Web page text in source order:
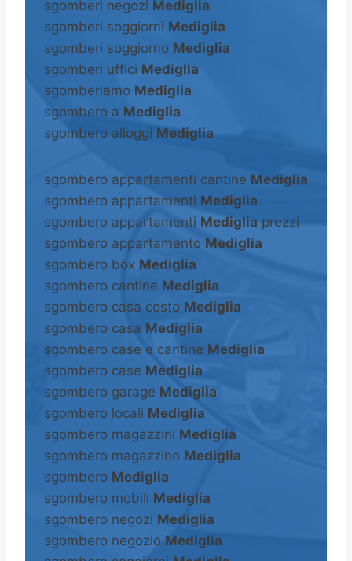
sgomberi negozi Mediglia
sgomberi soggiorni Mediglia
sgomberi soggiorno Mediglia
sgomberi uffici Mediglia
sgomberiamo Mediglia
sgombero a Mediglia
sgombero alloggi Mediglia
sgombero appartamenti cantine Mediglia
sgombero appartamenti Mediglia
sgombero appartamenti Mediglia prezzi
sgombero appartamento Mediglia
sgombero box Mediglia
sgombero cantine Mediglia
sgombero casa costo Mediglia
sgombero casa Mediglia
sgombero case e cantine Mediglia
sgombero case Mediglia
sgombero garage Mediglia
sgombero locali Mediglia
sgombero magazzini Mediglia
sgombero magazzino Mediglia
sgombero Mediglia
sgombero mobili Mediglia
sgombero negozi Mediglia
sgombero negozio Mediglia